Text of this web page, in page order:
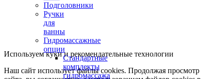
Подголовники
Ручки
для
ванны
Гидромассажные
опции
Стандартные
комплекты
гидромассажа
Используем куки и рекомендательные технологии
Наш сайт использует файлы cookies. Продолжая просмотр